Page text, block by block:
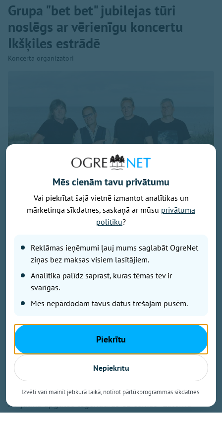
Grupa "bet bet" jubilejas tūri
noslēgs ar vērienīgu koncertu
Ikšķiles estrādē
Koncerta organizatori
Savu 35 gadu jubilejai veltīto koncerttūri, kuras
pamatā ir šā gada jubilāra Maestro Raimonda Paula
ar vērienīgu koncertu Ikšķiles estrādē. Koncerta
sākums – plkst. 19.00.
Koncertā skanēs gan iemīļotās dziesmas “Nepārmet
man”, “Mazs cinītis”, “Mežrozīte”, “Mēmā dziesma”,
“Dziesmiņa par dzīvošanu”, “Kamēr svecītes deg”,
“Vasara nebeigsies nekad” u.c., gan arī fragmenti no
Raimonda Paula un Jāņa Petera dziesmu cikla “Pērļu
zvejnieks”. Tāpat koncerta programmā iekļautas arī
no jauna apgūtas leģendārās dziesmas “Laternu
Mēs cienām tavu privātumu
Vai piekrītat šajā vietnē izmantot analītikas un
mārketinga sīkdatnes, saskaņā ar mūsu privātuma
politiku?
Reklāmas ieņēmumi ļauj mums saglabāt OgreNet
ziņas bez maksas visiem lasītājiem.
Analītika palīdz saprast, kuras tēmas tev ir
svarīgas.
Mēs nepārdodam tavus datus trešajām pusēm.
Piekrītu
Nepiekrītu
Izvēli vari mainīt jebkurā laikā, notīrot pārlūkprogrammas sīkdatnes.